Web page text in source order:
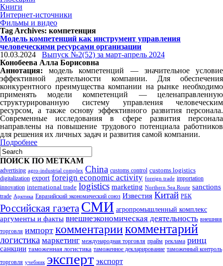
Книги
Интернет-источники
Фильмы и видео
Tag Archives: компетенция
Модель компетенций как инструмент управления
человеческими ресурсами организации
10.03.2024
Выпуск №2(52) за март-апрель 2024
Конобеева Алла Борисовна
Аннотация: модель компетенций — значительное условие
эффективной деятельности компании. Для обеспечения
конкурентного преимущества компании на рынке необходимо
применять модели компетенций — целенаправленную
структурированную систему управления человеческим
ресурсом, а также основу эффективного развития персонала.
Современные исследования в сфере развития персонала
направлены на повышение трудового потенциала работников
для решения их личных задач и развития самой компании.
Подробнее
ПОИСК ПО МЕТКАМ
advertising agro-industrial complex China customs control customs logistics
digitalization export foreign economic activity foreign trade importation
innovation international trade logistics marketing Northern Sea Route sanctions
trade Арктика Евразийский экономический союз Известия Китай РБК
Российская газета СМИ агропромышленный комплекс
аргументы и факты внешнеэкономическая деятельность внешняя
торговля импорт комментариикомментарий
логистика маркетинг международная торговля прайм реклама ринц
санкции таможенная логистика таможенное декларирование таможенный контроль
торговля учебник эксперт экспорт